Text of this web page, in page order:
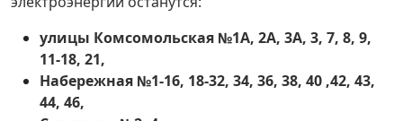
улицы Комсомольская №1А, 2А, 3А, 3, 7, 8, 9,
11-18, 21,
Набережная №1-16, 18-32, 34, 36, 38, 40 ,42, 43,
44, 46,